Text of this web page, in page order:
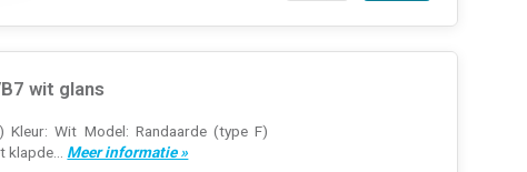
wit glans
Wit Model: Randaarde (type F)
Meer informatie »